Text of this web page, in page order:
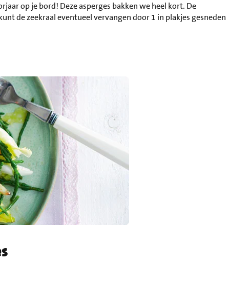
op je bord! Deze asperges bakken we heel kort. De
de zeekraal eventueel vervangen door 1 in plakjes gesneden